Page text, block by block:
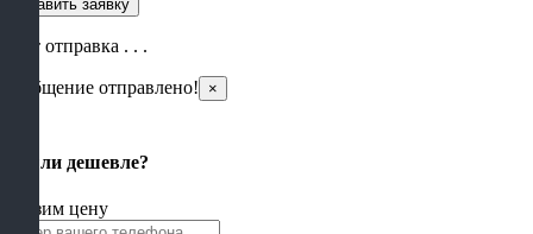
Идет отправка . . .
Сообщение отправлено!
×
Нашли дешевле?
Снизим цену